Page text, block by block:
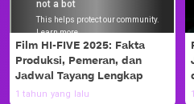
Film HI-FIVE 2025: Fakta
Produksi, Pemeran, dan
Jadwal Tayang Lengkap
1 tahun yang lalu